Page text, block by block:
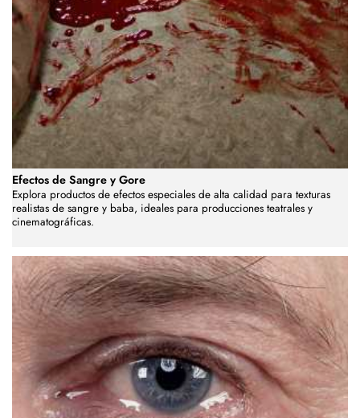
Efectos de Sangre y Gore
Explora productos de efectos especiales de alta calidad para texturas
realistas de sangre y baba, ideales para producciones teatrales y
cinematográficas.